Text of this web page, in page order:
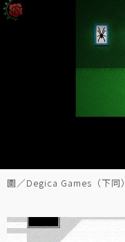
圖／Degica Games（下同）